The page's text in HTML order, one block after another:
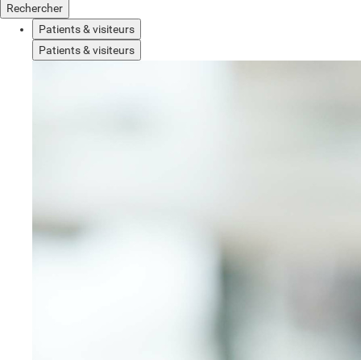
Rechercher
Patients & visiteurs
Patients & visiteurs